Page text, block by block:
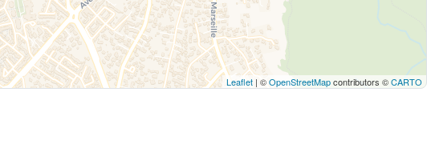
Leaflet | ©OpenStreetMapcontributors ©CARTO